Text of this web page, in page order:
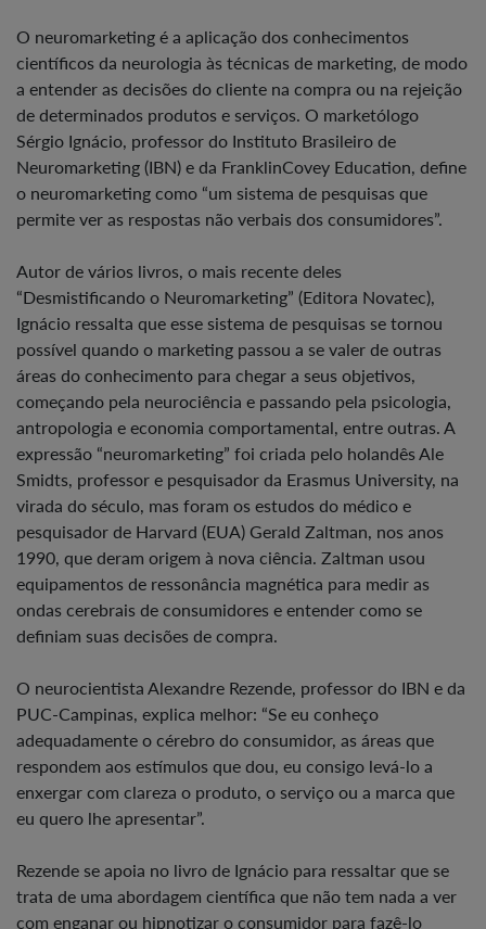
O neuromarketing é a aplicação dos conhecimentos
científicos da neurologia às técnicas de marketing, de modo
a entender as decisões do cliente na compra ou na rejeição
de determinados produtos e serviços. O marketólogo
Sérgio Ignácio, professor do Instituto Brasileiro de
Neuromarketing (IBN) e da FranklinCovey Education, define
o neuromarketing como “um sistema de pesquisas que
permite ver as respostas não verbais dos consumidores”.
Autor de vários livros, o mais recente deles
“Desmistificando o Neuromarketing” (Editora Novatec),
Ignácio ressalta que esse sistema de pesquisas se tornou
possível quando o marketing passou a se valer de outras
áreas do conhecimento para chegar a seus objetivos,
começando pela neurociência e passando pela psicologia,
antropologia e economia comportamental, entre outras. A
expressão “neuromarketing” foi criada pelo holandês Ale
Smidts, professor e pesquisador da Erasmus University, na
virada do século, mas foram os estudos do médico e
pesquisador de Harvard (EUA) Gerald Zaltman, nos anos
1990, que deram origem à nova ciência. Zaltman usou
equipamentos de ressonância magnética para medir as
ondas cerebrais de consumidores e entender como se
definiam suas decisões de compra.
O neurocientista Alexandre Rezende, professor do IBN e da
PUC-Campinas, explica melhor: “Se eu conheço
adequadamente o cérebro do consumidor, as áreas que
respondem aos estímulos que dou, eu consigo levá-lo a
enxergar com clareza o produto, o serviço ou a marca que
eu quero lhe apresentar”.
Rezende se apoia no livro de Ignácio para ressaltar que se
trata de uma abordagem científica que não tem nada a ver
com enganar ou hipnotizar o consumidor para fazê-lo